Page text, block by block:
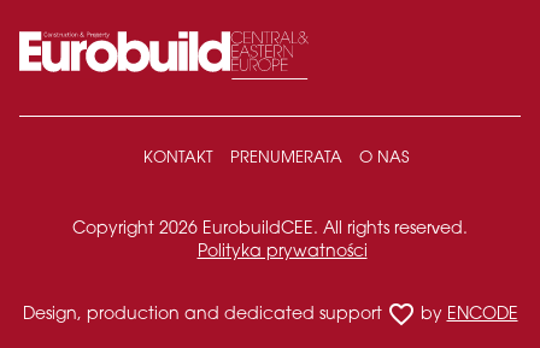
KONTAKT PRENUMERATA O NAS
Copyright 2026 EurobuildCEE. All rights reserved.
Polityka prywatności
Design, production and dedicated support favorite_border by ENCODE